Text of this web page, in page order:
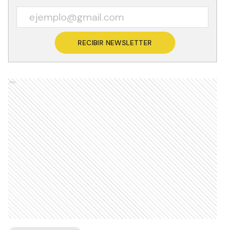
RECIBIR NEWSLETTER
Ads